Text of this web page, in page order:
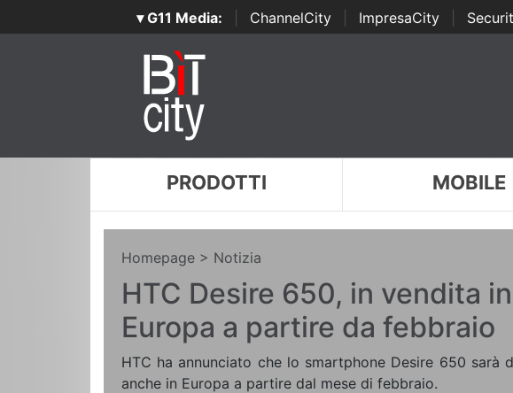
▾ G11 Media: ChannelCity ImpresaCity
PRODOTTI MOBILE
Homepage > Notizia
HTC Desire 650, in vendita in
Europa a partire da febbraio
HTC ha annunciato che lo smartphone Desire 650 sarà
anche in Europa a partire dal mese di febbraio.